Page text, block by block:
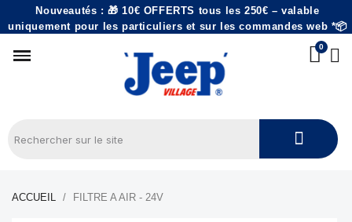
Nouveautés : 🎁 10€ OFFERTS tous les 250€ – valable
uniquement pour les particuliers et sur les commandes web *📦
ACCUEIL FILTRE A AIR - 24V